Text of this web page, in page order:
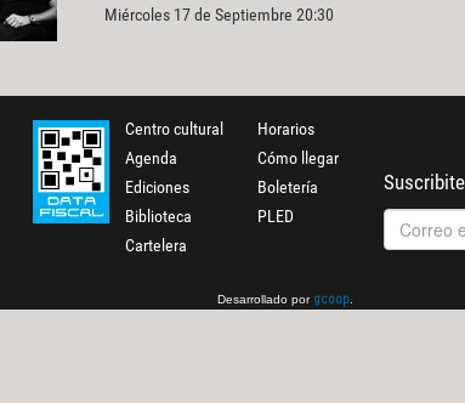
Miércoles 17 de Septiembre 20:30
Centro cultural
Agenda
Ediciones
Biblioteca
Cartelera
Horarios
Cómo llegar
Boletería
PLED
Desarrollado por gcoop